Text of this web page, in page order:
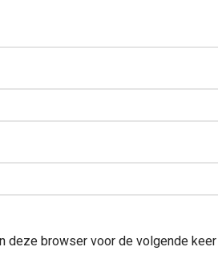
deze browser voor de volgende